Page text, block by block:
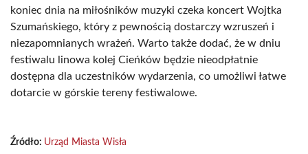
koniec dnia na miłośników muzyki czeka koncert Wojtka
Szumańskiego, który z pewnością dostarczy wzruszeń i
niezapomnianych wrażeń. Warto także dodać, że w dniu
festiwalu linowa kolej Cieńków będzie nieodpłatnie
dostępna dla uczestników wydarzenia, co umożliwi łatwe
dotarcie w górskie tereny festiwalowe.
Źródło: Urząd Miasta Wisła